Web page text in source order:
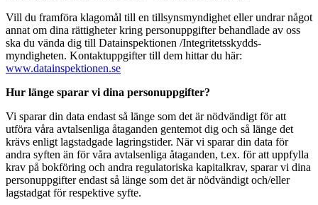
Vill du framföra klagomål till en tillsynsmyndighet eller undrar något
annat om dina rättigheter kring personuppgifter behandlade av oss
ska du vända dig till Datainspektionen /Integritetsskydds-
myndigheten. Kontaktuppgifter till dem hittar du här:
www.datainspektionen.se
Hur länge sparar vi dina personuppgifter?
Vi sparar din data endast så länge som det är nödvändigt för att
utföra våra avtalsenliga åtaganden gentemot dig och så länge det
krävs enligt lagstadgade lagringstider. När vi sparar din data för
andra syften än för våra avtalsenliga åtaganden, t.ex. för att uppfylla
krav på bokföring och andra regulatoriska kapitalkrav, sparar vi dina
personuppgifter endast så länge som det är nödvändigt och/eller
lagstadgat för respektive syfte.